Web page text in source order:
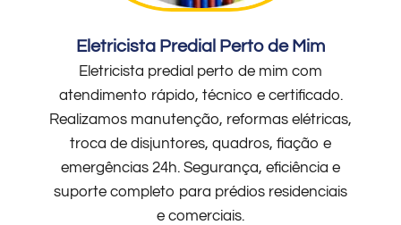
Eletricista Predial Perto de Mim
Eletricista predial perto de mim com
atendimento rápido, técnico e certificado.
Realizamos manutenção, reformas elétricas,
troca de disjuntores, quadros, fiação e
emergências 24h. Segurança, eficiência e
suporte completo para prédios residenciais
e comerciais.